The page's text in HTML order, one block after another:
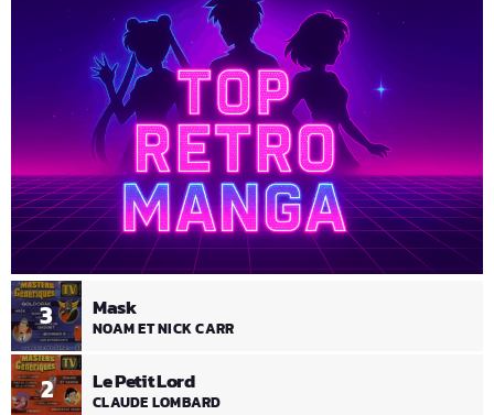
2 Le Petit Lord
CLAUDE LOMBARD
3 Mask
NOAM ET NICK CARR